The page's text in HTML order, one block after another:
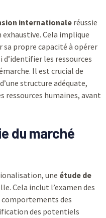
internationaleréussie
Cela implique
sa propre capacité à opérer
d’identifier les ressources
Il est crucial de
structure adéquate,
ressources humaines, avant
du marché
une étude de
Cela inclut l’examen des
comportements des
des potentiels